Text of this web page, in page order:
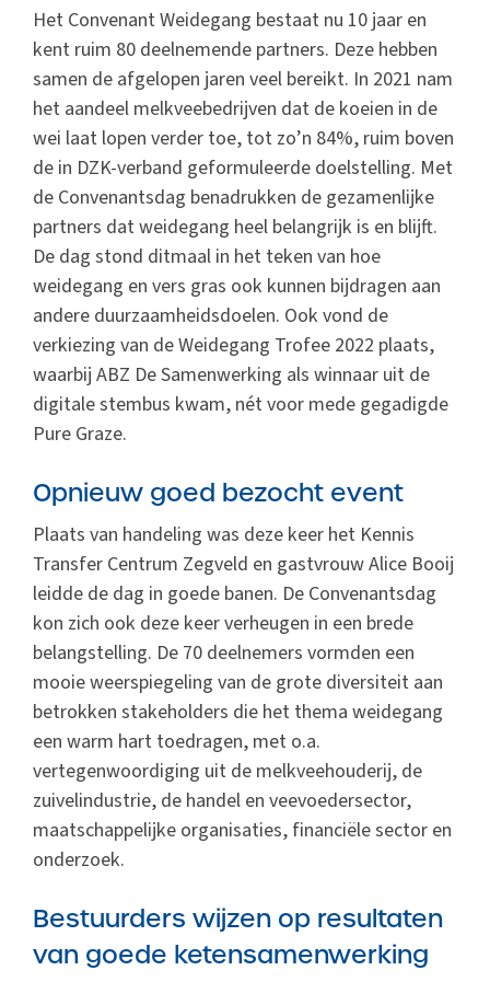
Het Convenant Weidegang bestaat nu 10 jaar en
kent ruim 80 deelnemende partners. Deze hebben
samen de afgelopen jaren veel bereikt. In 2021 nam
het aandeel melkveebedrijven dat de koeien in de
wei laat lopen verder toe, tot zo’n 84%, ruim boven
de in DZK-verband geformuleerde doelstelling. Met
de Convenantsdag benadrukken de gezamenlijke
partners dat weidegang heel belangrijk is en blijft.
De dag stond ditmaal in het teken van hoe
weidegang en vers gras ook kunnen bijdragen aan
andere duurzaamheidsdoelen. Ook vond de
verkiezing van de Weidegang Trofee 2022 plaats,
waarbij ABZ De Samenwerking als winnaar uit de
digitale stembus kwam, nét voor mede gegadigde
Pure Graze.
Opnieuw goed bezocht event
Plaats van handeling was deze keer het Kennis
Transfer Centrum Zegveld en gastvrouw Alice Booij
leidde de dag in goede banen. De Convenantsdag
kon zich ook deze keer verheugen in een brede
belangstelling. De 70 deelnemers vormden een
mooie weerspiegeling van de grote diversiteit aan
betrokken stakeholders die het thema weidegang
een warm hart toedragen, met o.a.
vertegenwoordiging uit de melkveehouderij, de
zuivelindustrie, de handel en veevoedersector,
maatschappelijke organisaties, financiële sector en
onderzoek.
Bestuurders wijzen op resultaten
van goede ketensamenwerking